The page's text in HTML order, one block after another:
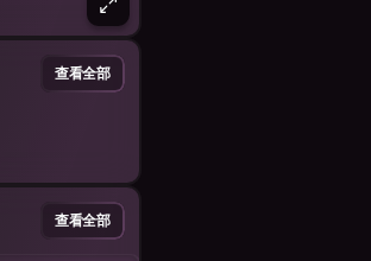
查看全部
查看全部